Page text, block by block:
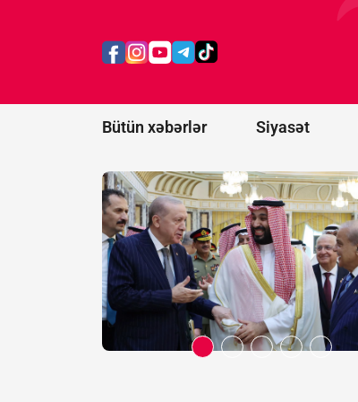
Bütün xəbərlər Siyasət
yeni ittifaq
olunacaqmı?